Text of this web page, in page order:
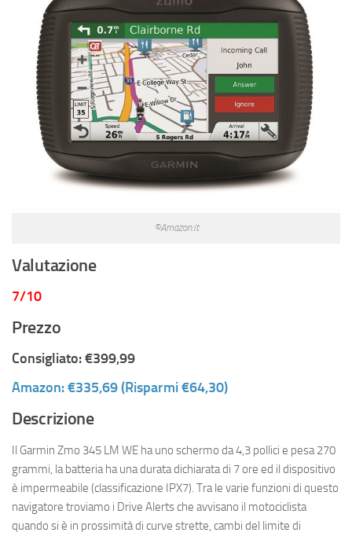
©Amazon.it
Valutazione
7/10
Prezzo
Consigliato: €399,99
Amazon: €335,69 (Risparmi €64,30)
Descrizione
Il Garmin Zmo 345 LM WE ha uno schermo da 4,3 pollici e pesa 270
grammi, la batteria ha una durata dichiarata di 7 ore ed il dispositivo
è impermeabile (classificazione IPX7). Tra le varie funzioni di questo
navigatore troviamo i Drive Alerts che avvisano il motociclista
quando si è in prossimità di curve strette, cambi del limite di